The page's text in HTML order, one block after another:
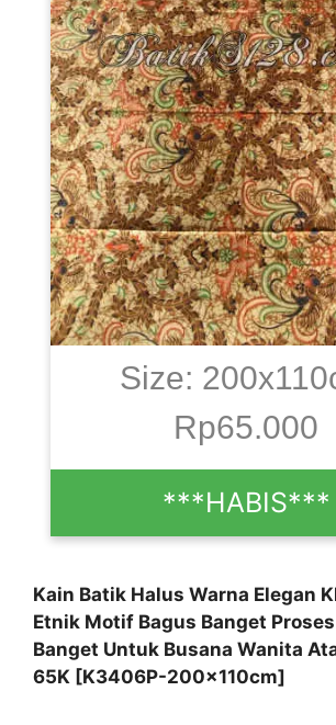
Size:
Rp65.000
***HABIS***
Kain Batik Halus Warna Elegan
Etnik Motif Bagus Banget
Banget Untuk Busana Wanita
65K [K3406P-200x110cm]